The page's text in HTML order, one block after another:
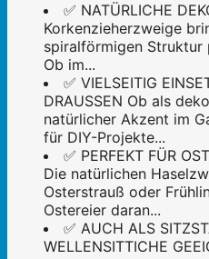
✅ NATÜRLICHE
Korkenzieherzweige
spiralförmigen Struktur
Ob im...
✅ VIELSEITIG
DRAUSSEN Ob als
natürlicher Akzent im
für DIY-Projekte...
✅ PERFEKT FÜR
Die natürlichen
Osterstrauß oder
Ostereier daran...
✅ AUCH ALS
WELLENSITTICHE